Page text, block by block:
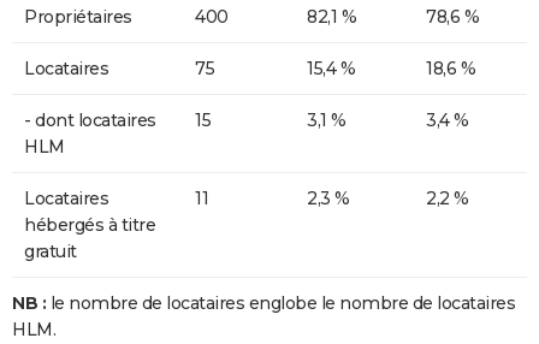
Propriétaires 400 82,1 % 78,6 %
Locataires 75 15,4 % 18,6 %
- dont locataires
HLM
15 3,1 % 3,4 %
Locataires
hébergés à titre
gratuit
11 2,3 % 2,2 %
NB : le nombre de locataires englobe le nombre de locataires
HLM.